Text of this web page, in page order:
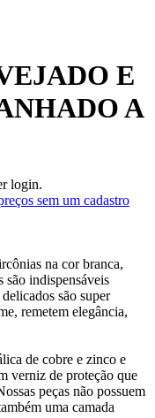
E
A
login.
sem um cadastro
na cor branca,
são indispensáveis
são super
remetem elegância,
de cobre e zinco e
verniz de proteção que
peças não possuem
uma camada